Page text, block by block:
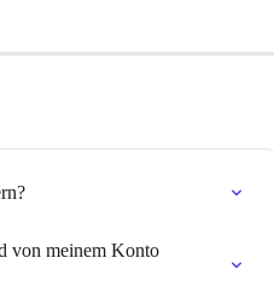
von meinem Konto